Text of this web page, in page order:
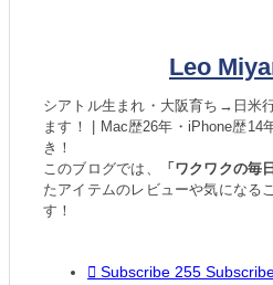
Leo
シアトル生まれ・大阪育ち→日米
ます！ | Mac歴26年・iPhone歴14
き！
このブログでは、
「ワクワクの毎
たアイテムのレビューや気になる
す！
Subscribe 255